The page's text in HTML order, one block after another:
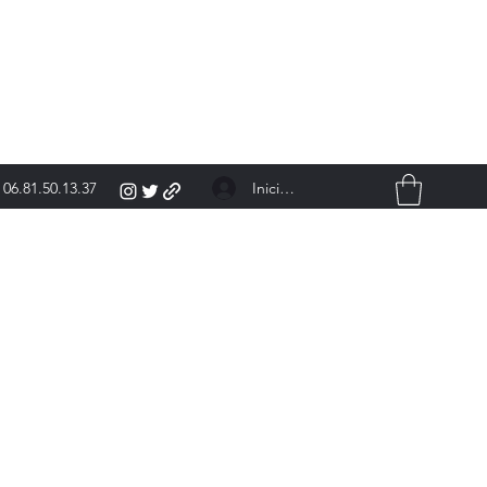
06.81.50.13.37 Iniciar sesión